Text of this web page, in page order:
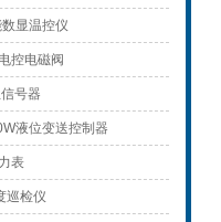
显温控仪
控电磁阀
号器
液位变送控制器
表
巡检仪